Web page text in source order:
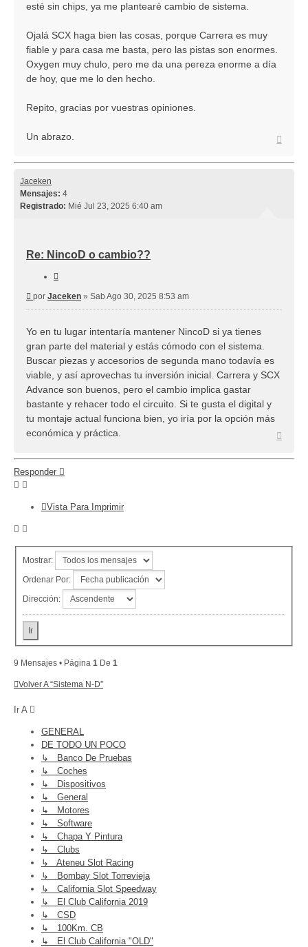
esté sin chips, ya me plantearé cambio de sistema.
Ojalá SCX haga bien las cosas, porque Carrera es muy
fiable y para casa me basta, pero las pistas son enormes.
Oxygen muy chulo, pero me da una pereza enorme a día
de hoy, que me lo den hecho.
Repito, gracias por vuestras opiniones.
Un abrazo.
Jaceken
Mensajes: 4
Registrado: Mié Jul 23, 2025 6:40 am
Re: NincoD o cambio??
Mensaje
por Jaceken » Sab Ago 30, 2025 8:53 am
Yo en tu lugar intentaría mantener NincoD si ya tienes
gran parte del material y estás cómodo con el sistema.
Buscar piezas y accesorios de segunda mano todavía es
viable, y así aprovechas tu inversión inicial. Carrera y SCX
Advance son buenos, pero el cambio implica gastar
bastante y rehacer todo el circuito. Si te gusta el digital y
tu montaje actual funciona bien, yo iría por la opción más
económica y práctica.
Responder
Vista Para Imprimir
Mostrar:
Ordenar Por:
Dirección:
9 Mensajes • Página 1 De 1
Volver A “Sistema N-D”
Ir A
GENERAL
DE TODO UN POCO
↳ Banco De Pruebas
↳ Coches
↳ Dispositivos
↳ General
↳ Motores
↳ Software
↳ Chapa Y Pintura
↳ Clubs
↳ Ateneu Slot Racing
↳ Bombay Slot Torrevieja
↳ California Slot Speedway
↳ El Club California 2019
↳ CSD
↳ 100Km. CB
↳ El Club California "OLD"